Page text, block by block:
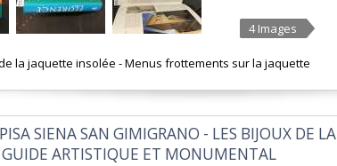
4 Images
la jaquette insolée - Menus frottements sur la jaquette
SIENA SAN GIMIGRANO - LES BIJOUX DE LA
ARTISTIQUE ET MONUMENTAL‎